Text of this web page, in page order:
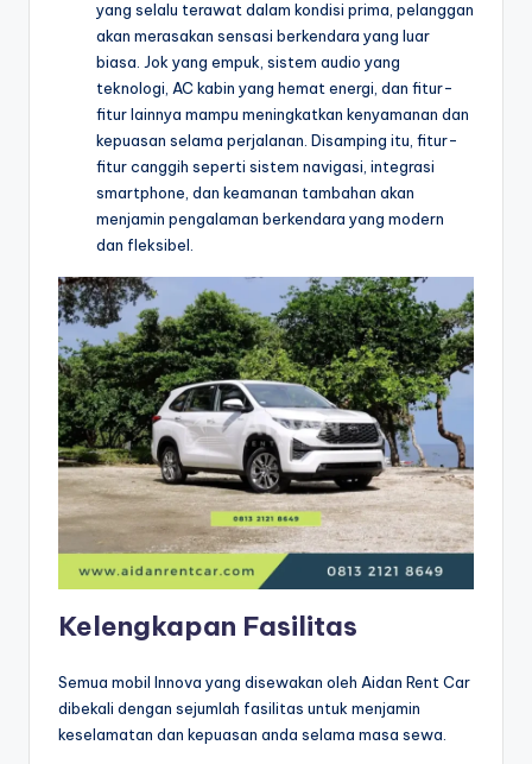
yang selalu terawat dalam kondisi prima, pelanggan
akan merasakan sensasi berkendara yang luar
biasa. Jok yang empuk, sistem audio yang
teknologi, AC kabin yang hemat energi, dan fitur-
fitur lainnya mampu meningkatkan kenyamanan dan
kepuasan selama perjalanan. Disamping itu, fitur-
fitur canggih seperti sistem navigasi, integrasi
smartphone, dan keamanan tambahan akan
menjamin pengalaman berkendara yang modern
dan fleksibel.
Kelengkapan Fasilitas
Semua mobil Innova yang disewakan oleh Aidan Rent Car
dibekali dengan sejumlah fasilitas untuk menjamin
keselamatan dan kepuasan anda selama masa sewa.